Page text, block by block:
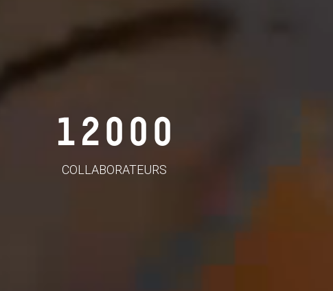
12000
COLLABORATEURS